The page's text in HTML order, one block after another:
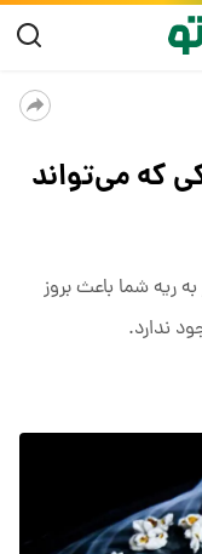
که می‌تواند
ریه شما باعث بروز
ندارد.